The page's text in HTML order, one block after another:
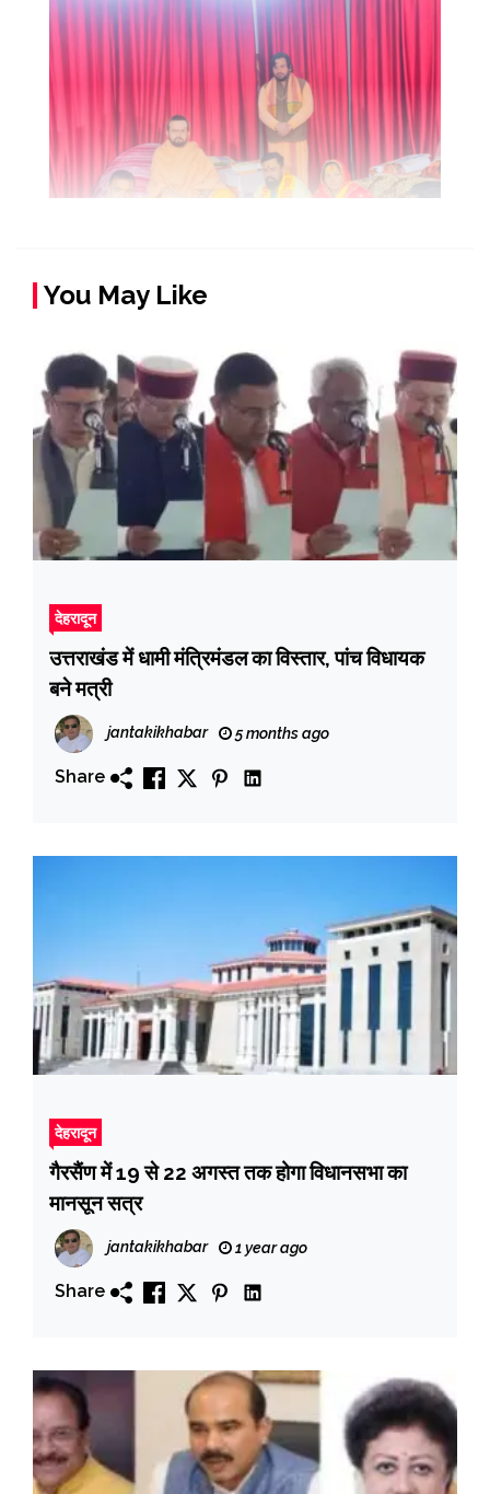
You May Like
देहरादून
उत्तराखंड में धामी मंत्रिमंडल का विस्तार, पांच विधायक
बने मत्री
jantakikhabar 5 months ago
Share
देहरादून
गैरसैंण में 19 से 22 अगस्त तक होगा विधानसभा का
मानसून सत्र
jantakikhabar 1 year ago
Share